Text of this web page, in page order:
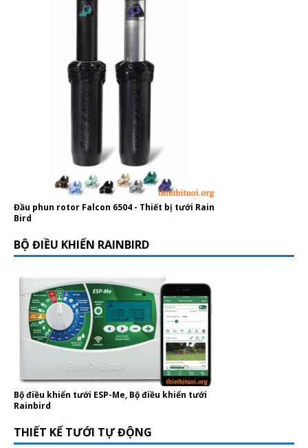
Đầu phun rotor Falcon 6504 - Thiết bị tưới Rain
Bird
BỘ ĐIỀU KHIỂN RAINBIRD
Bộ điều khiển tưới ESP-Me, Bộ điều khiển tưới
Rainbird
THIẾT KẾ TƯỚI TỰ ĐỘNG